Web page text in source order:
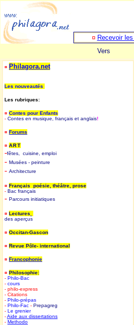
¤ Recevoir
Vers
¤ Philagora.net
Les nouveautés
Les rubriques:
¤ Contes pour Enfants
- Contes en musique, français et anglais!
¤ Forums
¤ ART
-fêtes, cuisine, emploi
- Musées - peinture
- Architecture
¤ Français poésie, théâtre, prose
- Bac français
- Parcours initiatiques
¤ Lectures
des aperçus
¤ Occitan-Gascon
¤ Revue Pôle- international
¤ Francophonie
¤ Philosophie:
- Philo-Bac
- cours
- philo-express
- Citations
- Philo-prépas
- Philo-Fac - Prepagreg
- Le grenier
-Aide aux dissertations
- Methodo